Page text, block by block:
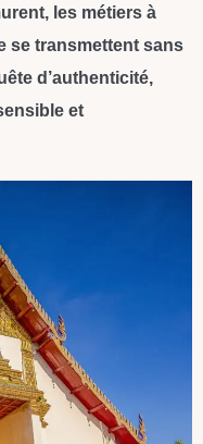
les métiers à
se transmettent sans
d’authenticité,
et